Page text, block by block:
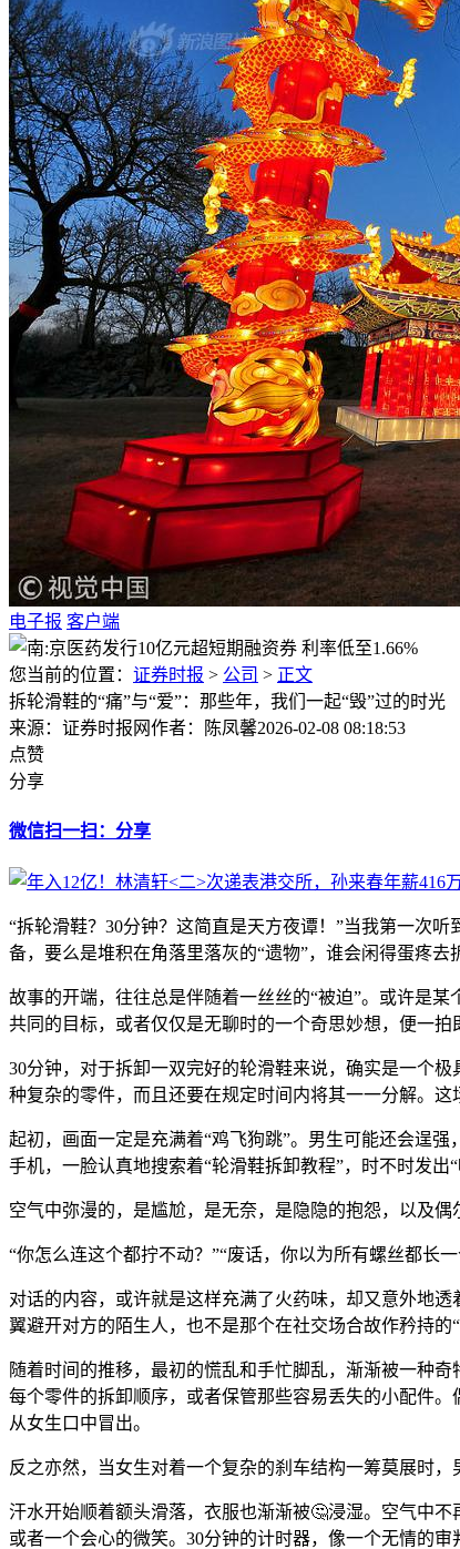
电子报 客户端
您当前的位置： 证券时报 > 公司 > 正文
拆轮滑鞋的“痛”与“爱”：那些年，我们一起“毁”过的时光
来源：证券时报网作者：陈凤馨2026-02-08 08:18:53
点赞
分享
微信扫一扫：分享
“拆轮滑鞋？30分钟？这简直是天方夜谭！”当我第一次
备，要么是堆积在角落里落灰的“遗物”，谁会闲得蛋疼去
故事的开端，往往总是伴随着一丝丝的“被迫”。或许是
共同的目标，或者仅仅是无聊时的一个奇思妙想，便一
30分钟，对于拆卸一双完好的轮滑鞋来说，确实是一个
种复杂的零件，而且还要在规定时间内将其一一分解。这
起初，画面一定是充满着“鸡飞狗跳”。男生可能还会逞
手机，一脸认真地搜索着“轮滑鞋拆卸教程”，时不时发出
空气中弥漫的，是尴尬，是无奈，是隐隐的抱怨，以及偶
“你怎么连这个都拧不动？”“废话，你以为所有螺丝都长
对话的内容，或许就是这样充满了火药味，却又意外地
翼避开对方的陌生人，也不是那个在社交场合故作矜持的
随着时间的推移，最初的慌乱和手忙脚乱，渐渐被一种
每个零件的拆卸顺序，或者保管那些容易丢失的小配件
从女生口中冒出。
反之亦然，当女生对着一个复杂的刹车结构一筹莫展时
汗水开始顺着额头滑落，衣服也渐渐被🤔浸湿。空气中
或者一个会心的微笑。30分钟的计时器，像一个无情的